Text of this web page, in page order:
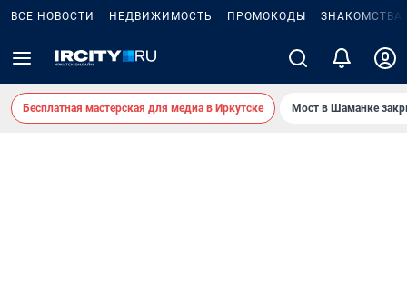
ВСЕ НОВОСТИ НЕДВИЖИМОСТЬ ПРОМОКОДЫ ЗНАКОМСТВА
Бесплатная мастерская для медиа в Иркутске Мост в Шаманке